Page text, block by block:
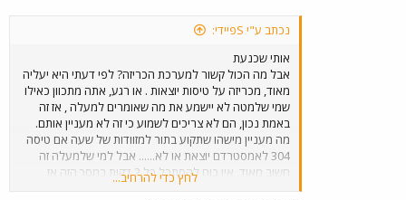
נכתב ע"י Sפיידי:
אותי שכנעת
אבל מה הכול קשור למערכת הכריזה? לפי דעתי היא יעליה
מאוד, מכריזה על טיסות יוצאות . או רגע, אתה מתכוון כאילו
שמי שלמטה לא יישמע את מה שאומרים למעלה , אז זה
באמת נכון, הם לא צריכים לשמוע כי זה לא מעניין אותם.
מה מעניין מישהו שתקוע בתור למזוודות של שעה אם טיסה
304 לאמסטרדם יוצאת או לא...... אבל למי שלמעלה זה
חשוב מאוד, אין כוח להסתכל כל 2 דקות במסך הזה אז
מחכים שהיא (או ההוא במקרים מסויימים ביותר) תקריא את
לחץ כדי להרחיב...